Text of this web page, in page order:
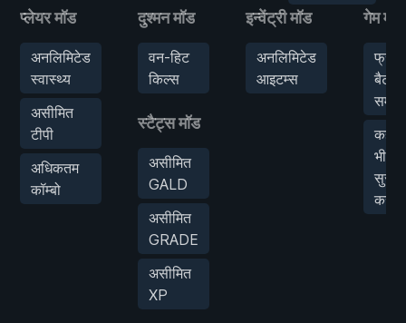
प्लेयर मॉड
अनलिमिटेड
स्वास्थ्य
असीमित
टीपी
अधिकतम
कॉम्बो
दुश्मन मॉड
वन-हिट
किल्स
स्टैट्स मॉड
असीमित
GALD
असीमित
GRADE
असीमित
XP
इन्वेंट्री मॉड
अनलिमिटेड
आइटम्स
गेम मॉड
फ्रीज़
बैटल
समय
कहीं
भी
करें